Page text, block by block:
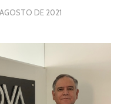
DE 2021